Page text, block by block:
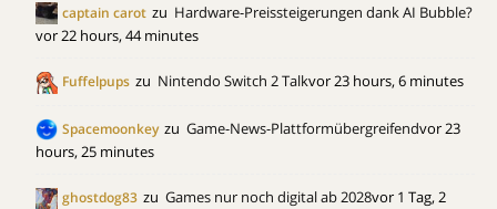
captain carot zu Hardware-Preissteigerungen dank AI Bubble?
vor 22 hours, 44 minutes
Fuffelpups zu Nintendo Switch 2 Talkvor 23 hours, 6 minutes
Spacemoonkey zu Game-News-Plattformübergreifendvor 23
hours, 25 minutes
ghostdog83 zu Games nur noch digital ab 2028vor 1 Tag, 2